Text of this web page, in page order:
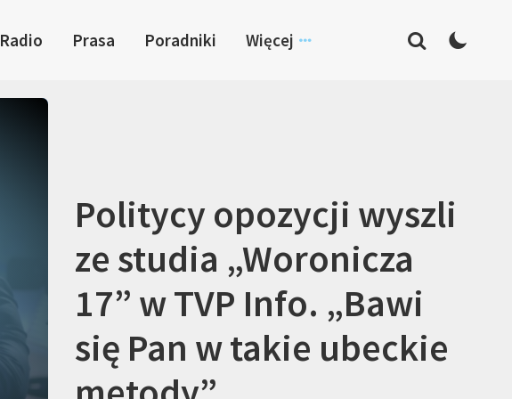
Radio Prasa Poradniki Więcej
Politycy opozycji wyszli
ze studia „Woronicza
17” w TVP Info. „Bawi
się Pan w takie ubeckie